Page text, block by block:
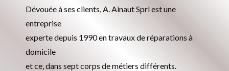
Dévouée à ses clients, A. Ainaut Sprl est une
entreprise
experte depuis 1990 en travaux de réparations à
domicile
et ce, dans sept corps de métiers différents.